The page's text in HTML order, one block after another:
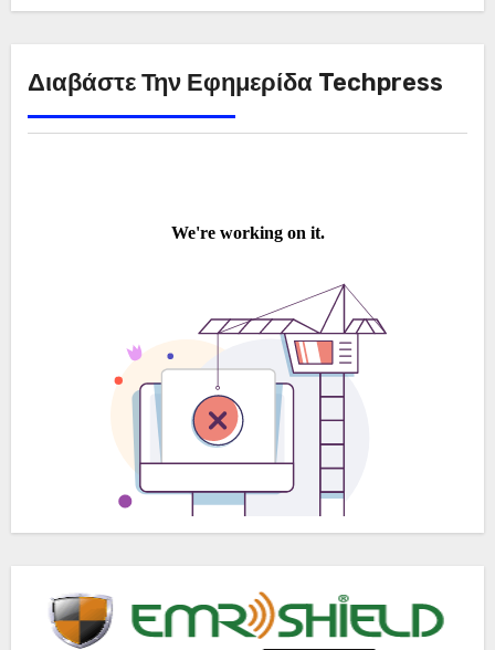
Διαβάστε Την Εφημερίδα Techpress